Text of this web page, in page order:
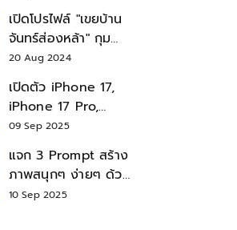
เปิดโปรไฟล์ "เขยบ้าน
จันทร์ส่องหล้า" กุม
บังเหียนธุรกิจตระกูล
"ชินวัตร"
20 Aug 2024
เปิดตัว iPhone 17,
iPhone 17 Pro,
iPhone 17 Air สเปค
09 Sep 2025
แจก 3 Prompt สร้าง
ภาพสนุกๆ ง่ายๆ ด้วย
Nano Banana ใน
10 Sep 2025